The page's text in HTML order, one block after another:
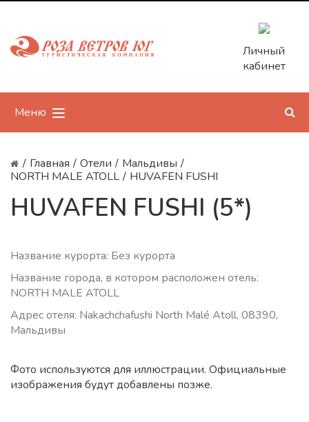
Личный
кабинет
Меню
/ Главная / Отели / Мальдивы /
NORTH MALE ATOLL / HUVAFEN FUSHI
HUVAFEN FUSHI (5*)
Название курорта: Без курорта
Название города, в котором расположен отель:
NORTH MALE ATOLL
Адрес отеля: Nakachchafushi North Malé Atoll, 08390,
Мальдивы
Фото используются для иллюстрации. Официальные
изображения будут добавлены позже.